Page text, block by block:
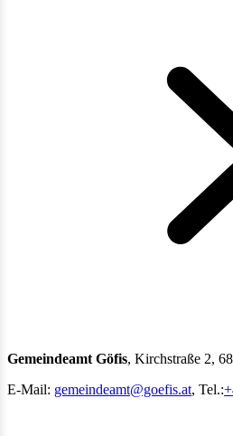
Gemeindeamt Göfis, Kirchstraße 2,
E-Mail: gemeindeamt@goefis.at, Tel.: